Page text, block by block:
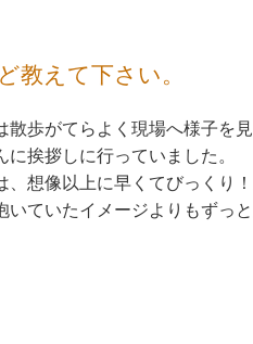
教えて下さい。
散歩がてらよく現場へ様子を
挨拶しに行っていました。
想像以上に早くてびっくり
ていたイメージよりもずっ